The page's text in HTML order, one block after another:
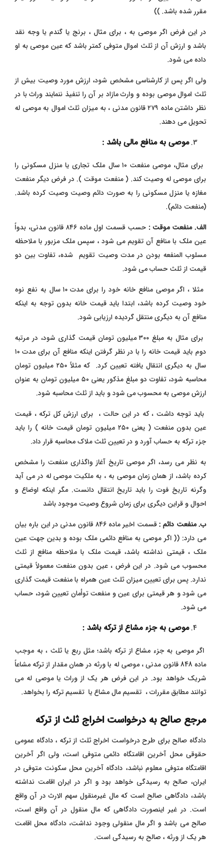
مقرر شده باشد. ))
در این فرض اگر موصی به ، برای مثال ، برنج یا گندم یا وجه نقد
باشد و ارزش آن از ثلث اموال متوفی کمتر باشد که عین موصی به او
داده می شود.
ولی اگر پس از کارشناسی مشخص شود، ارزش مورد وصیت بیش از
ثلث اموال موصی بوده و وارث مازاد بر آن را تنفیذ ننمایند وراث با در
نظر داشتن ماده ۲۷۹ قانون مدنی ، به میزان ثلث اموال به موصی له
تحویل می دهند.
موصی به منافع مالی باشد :
برای مثال، موصی منفعت ۱۰ سال ملک تجاری یا منزل مسکونی را
برای موصی له وصیت کند. ( منفعت موقت ). در فرض دیگر منفعت
مغازه یا منزل مسکونی را به صورت دائم وصیت وصیت کرده باشد.
(منفعت دائم).
الف. منفعت موقت :
حسب قسمت اول ماده ۸۴۶ قانون مدنی، بدواً
عین ملک با منافع آن تقویم می شود ، سپس ملک مزبور با ملاحظه
مسلوب المنفعه بودن در مدت وصیت تقویم شده، تفاوت بین دو
قیمت از ثلث حساب می شود.
مثلا ، اگر موصی منافع خانه خود را برای مدت ۱۰ سال به نفع نوه
خود وصیت کرده باشد، ابتدا باید قیمت خانه بدون توجه به اینکه
منافع آن به دیگری منتقل گردیده ارزیابی شود.
برای مثال به مبلغ ۳۰۰ میلیون تومان قیمت گذاری شود، در مرتبه
دوم باید قیمت خانه را با در نظر گرفتن اینکه منافع آن برای مدت ۱۰
سال به دیگری انتقال یافته تعیین کرد. که مثلاً ۲۵۰ میلیون تومان
محاسبه شود، تفاوت دو مبلغ مذکور یعنی ۵۰ میلیون تومان به عنوان
ارزش موصی به محسوب می شود و باید از ثلث محاسبه شود.
باید توجه داشت ، که در این حالت ، برای ارزش کل ترکه ، قیمت
عین بدون منفعت ( یعنی ۲۵۰ میلیون تومان قیمت خانه ) را باید
جزء ترکه به حساب آورد و در تعیین ثلث ملاک محاسبه قرار داد.
به نظر می رسد، اگر موصی تاریخ آغاز واگذاری منفعت را مشخص
کرده باشد، از همان زمان موصی به ، به ملکیت موصی له در می آید
وگرنه تاریخ فوت را باید تاریخ انتقال دانست. مگر اینکه اوضاع و
احوال و قراین دیگری برای زمان شروع وصیت موجود باشد
ب. منفعت دائم :
قسمت اخیر ماده ۸۴۶ قانون مدنی در این باره بیان
می دارد: (( اگر موصی به منافع دائمی ملک بوده و بدین جهت عین
ملک ، قیمتی نداشته باشد، قیمت ملک با ملاحظه منافع از ثلث
محسوب می شود. در این فرض ، عین بدون منفعت معمولاً قیمتی
ندارد. پس برای تعیین میزان ثلث عین همراه با منفعت قیمت گذاری
می شود و هر قیمتی برای عین و منفعت توأمان تعیین شود، حساب
می شود.
موصی به جزء مشاع از ترکه باشد :
اگر موصی به جزء مشاع از ترکه باشد؛ مثل ربع یا ثلث ، به موجب
ماده 848 قانون مدنی ، موصی له با ورثه در همان مقدار از ترکه مشاعاً
شریک خواهد بود. در این فرض هر یک از وراث یا موصی له می
توانند مطابق مقررات ، تقسیم مال مشاع یا تقسیم ترکه را بخواهد.
مرجع صالح به درخواست اخراج ثلث از ترکه
دادگاه صالح برای طرح درخواست اخراج ثلث از ترکه ، دادگاه عمومی
حقوقی محل آخرین اقامتگاه دائمی متوفی است، ولی اگر آخرین
اقامتگاه متوفی معلوم نباشد، دادگاه آخرین محل سکونت متوفی در
ایران، صالح به رسیدگی خواهد بود و اگر در ایران اقامت نداشته
باشد، دادگاهی صالح است که مال غیرمنقول سهم الارث در آن واقع
است. در غیر اینصورت دادگاهی که مال منقول در آن واقع است،
صالح می‌ باشد و اگر مال منقولی وجود نداشت، دادگاه محل اقامت
هر یک از ورثه ، صالح به رسیدگی است.